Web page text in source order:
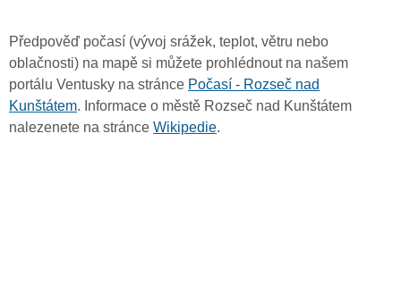
Předpověď počasí (vývoj srážek, teplot, větru nebo
oblačnosti) na mapě si můžete prohlédnout na našem
portálu Ventusky na stránce Počasí - Rozseč nad
Kunštátem. Informace o městě Rozseč nad Kunštátem
nalezenete na stránce Wikipedie.